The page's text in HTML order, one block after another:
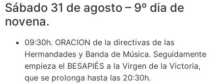
Sábado 31 de agosto – 9º dia de
novena.
09:30h. ORACION de la directivas de las
Hermandades y Banda de Música. Seguidamente
empieza el BESAPIÉS a la Virgen de la Victoria,
que se prolonga hasta las 20:30h.